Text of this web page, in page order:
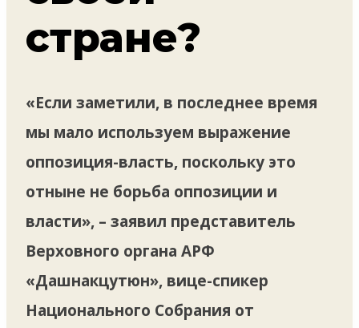
стране?
«Если заметили, в последнее время
мы мало используем выражение
оппозиция-власть, поскольку это
отныне не борьба оппозиции и
власти», – заявил представитель
Верховного органа АРФ
«Дашнакцутюн», вице-спикер
Национального Собрания от